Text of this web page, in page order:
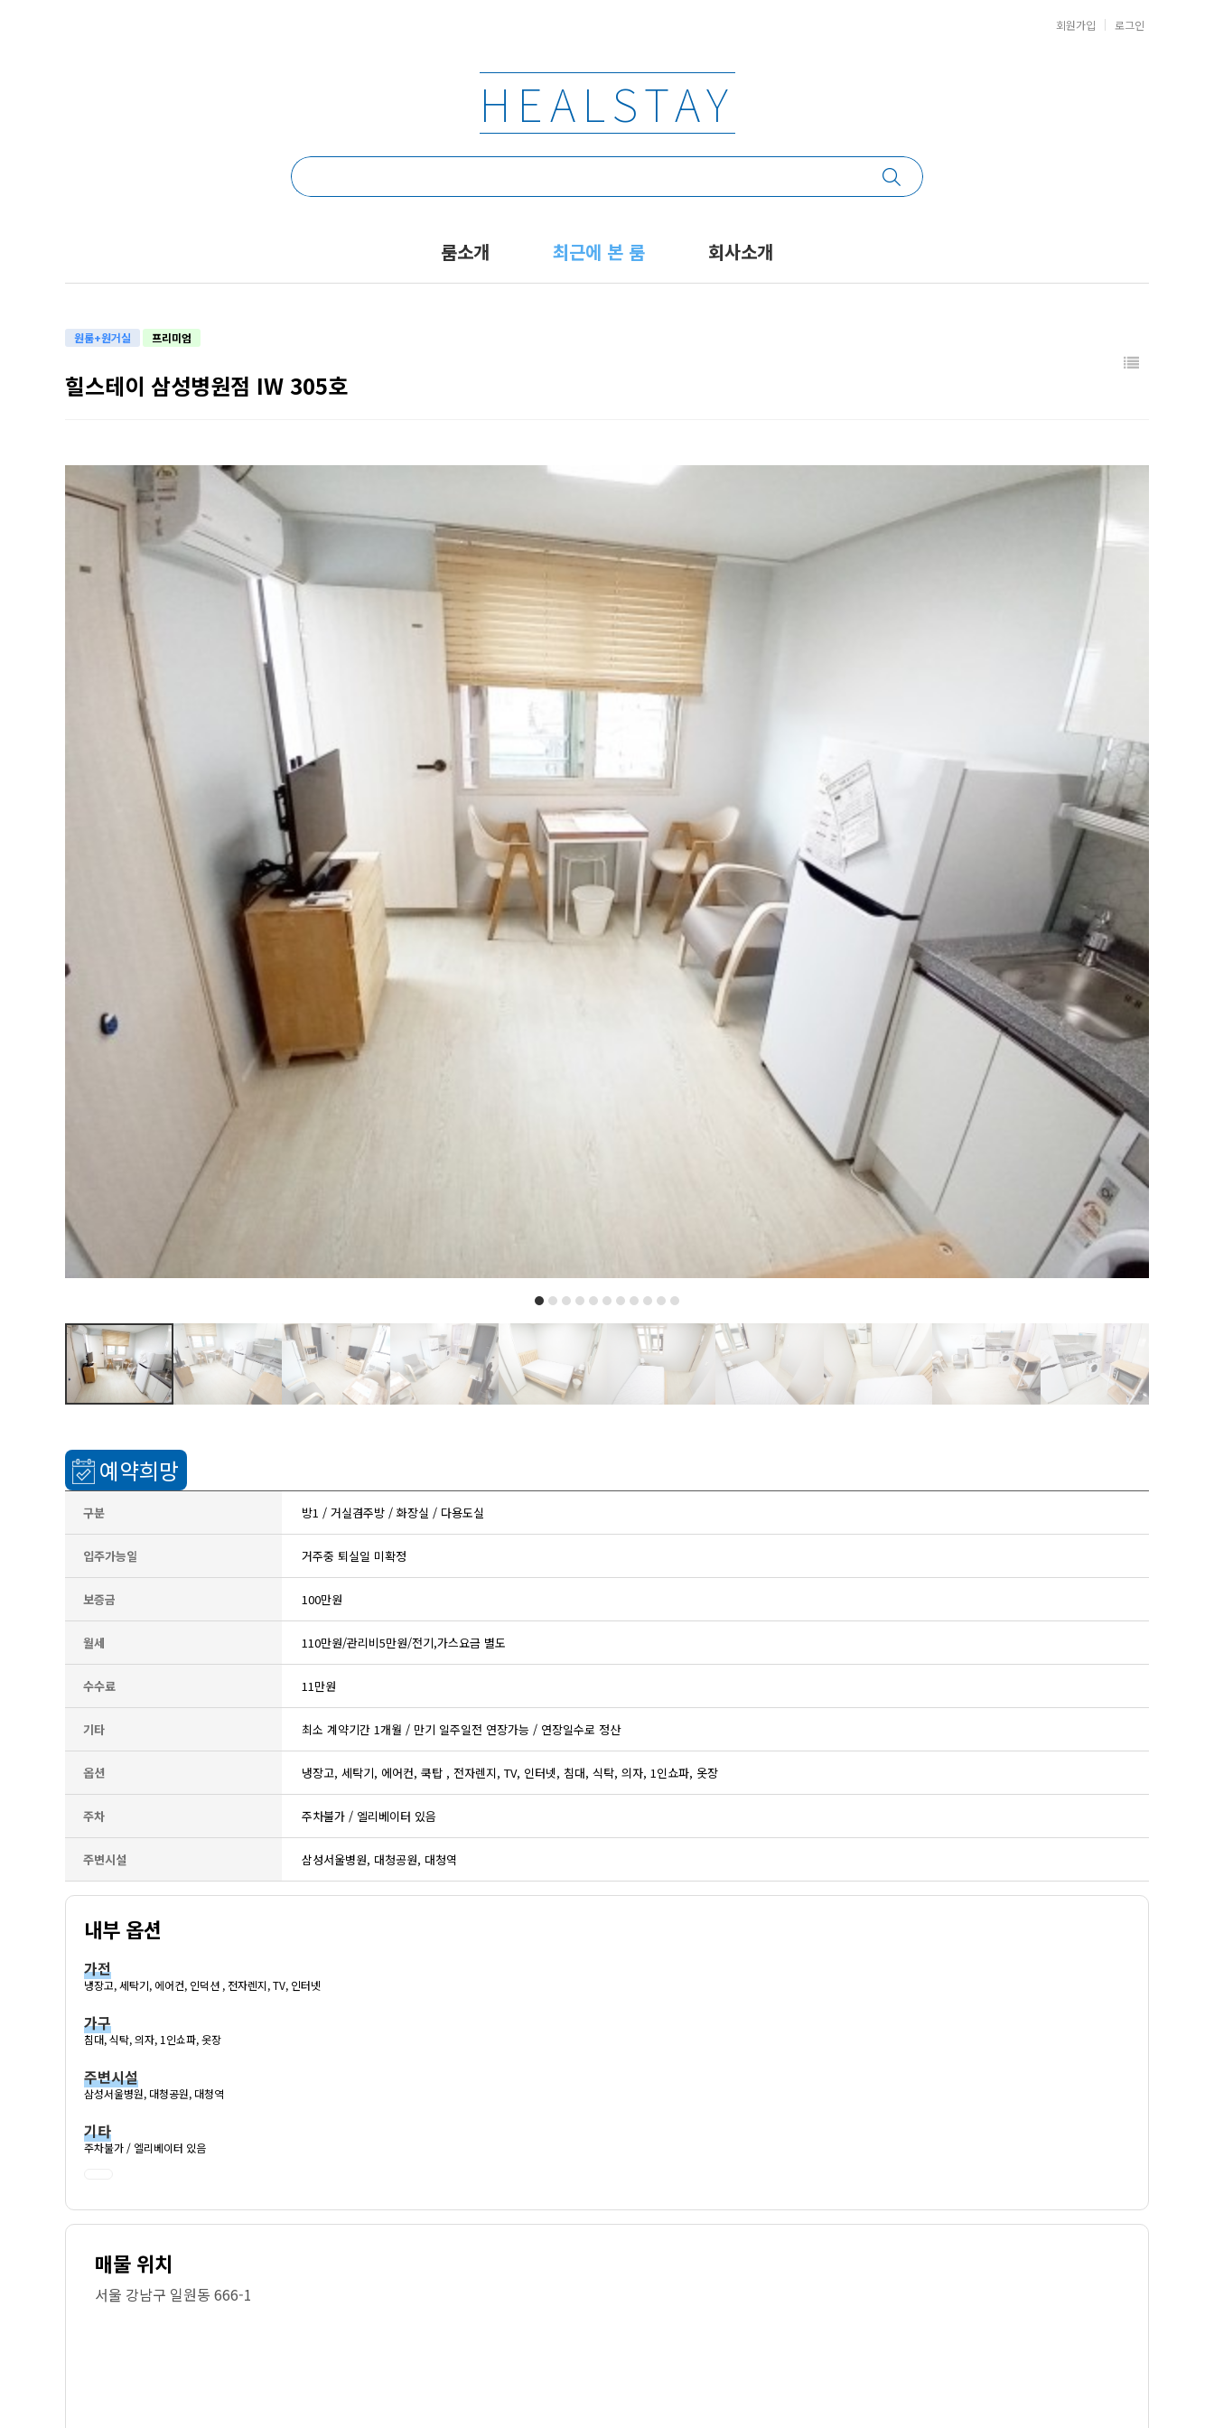
회원가입 로그인
HEALSTAY
룸소개 최근에 본 룸 회사소개
원룸+원거실 프리미엄
힐스테이 삼성병원점 IW 305호
예약희망
구분 방1 / 거실겸주방 / 화장실 / 다용도실
입주가능일 거주중 퇴실일 미확정
보증금 100만원
월세 110만원/관리비5만원/전기,가스요금 별도
수수료 11만원
기타 최소 계약기간 1개월 / 만기 일주일전 연장가능 / 연장일수로 정산
옵션 냉장고, 세탁기, 에어컨, 쿡탑 , 전자렌지, TV, 인터넷, 침대, 식탁, 의자, 1인쇼파, 옷장
주차 주차불가 / 엘리베이터 있음
주변시설 삼성서울병원, 대청공원, 대청역
내부 옵션
가전
냉장고, 세탁기, 에어컨, 인덕션 , 전자렌지, TV, 인터넷
가구
침대, 식탁, 의자, 1인쇼파, 옷장
주변시설
삼성서울병원, 대청공원, 대청역
기타
주차불가 / 엘리베이터 있음
매물 위치
서울 강남구 일원동 666-1